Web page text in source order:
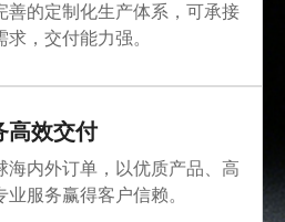
善的定制化生产体系，可承接
求，交付能力强。
高效交付
海内外订单，以优质产品、高
业服务赢得客户信赖。